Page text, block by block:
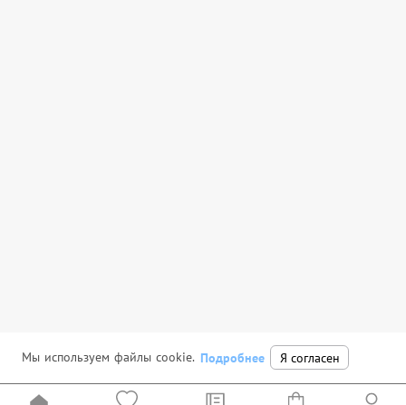
Мы используем файлы cookie. Подробнее Я согласен